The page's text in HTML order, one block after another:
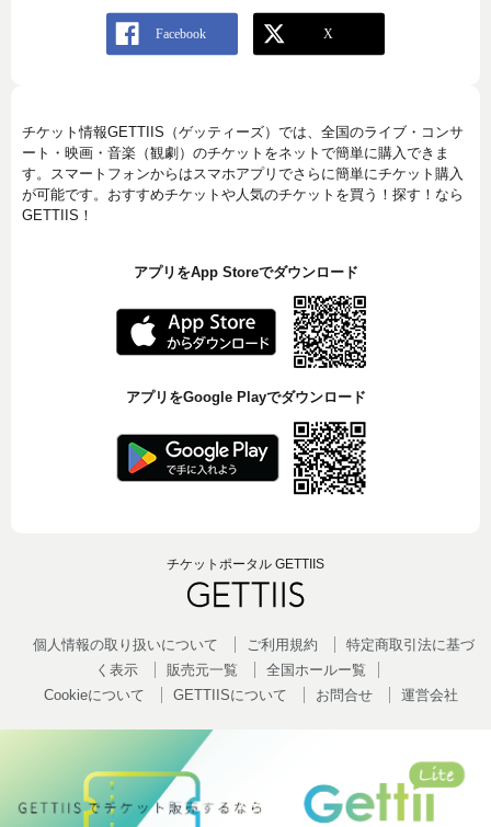
チケット情報GETTIIS（ゲッティーズ）では、全国のライブ・コンサ
ート・映画・音楽（観劇）のチケットをネットで簡単に購入できま
す。スマートフォンからはスマホアプリでさらに簡単にチケット購入
が可能です。おすすめチケットや人気のチケットを買う！探す！なら
GETTIIS！
アプリをApp Storeでダウンロード
アプリをGoogle Playでダウンロード
チケットポータル GETTIIS
個人情報の取り扱いについて ご利用規約
特定商取引法に基づ
く表示
販売元一覧
全国ホールー覧
Cookieについて
GETTIISについて お問合せ 運営会社